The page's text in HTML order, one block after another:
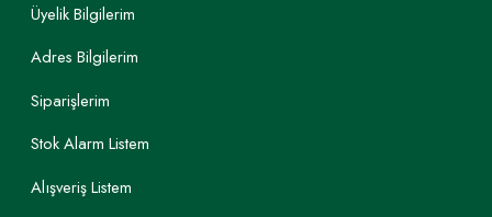
Üyelik Bilgilerim
Adres Bilgilerim
Siparişlerim
Stok Alarm Listem
Alışveriş Listem